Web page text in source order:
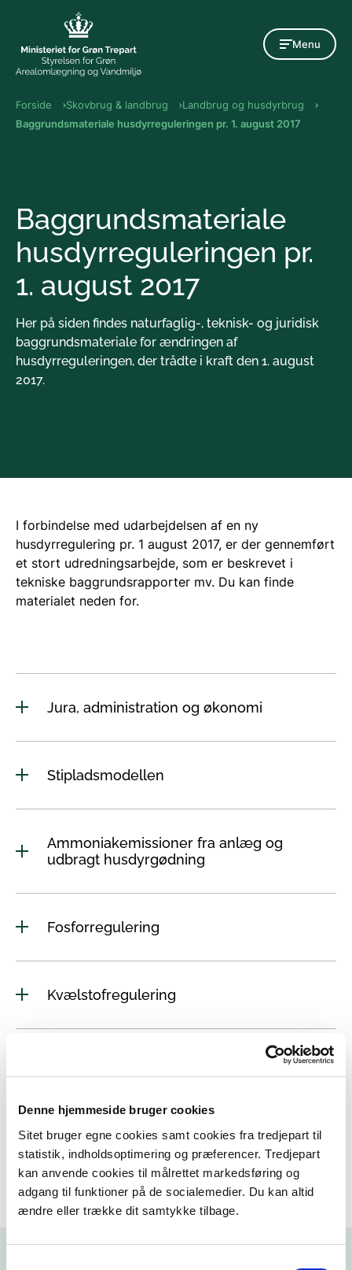
Denne hjemmeside bruger cookies
Sitet bruger egne cookies samt cookies fra tredjepart til
statistik, indholdsoptimering og præferencer. Tredjepart
kan anvende cookies til målrettet markedsføring og
adgang til funktioner på de socialemedier. Du kan altid
ændre eller trække dit samtykke tilbage.
Menu
Forside Skovbrug & landbrug
Landbrug og husdyrbrug
Baggrundsmateriale husdyrreguleringen pr. 1. august 2017
Baggrundsmateriale
husdyrreguleringen pr.
1. august 2017
Her på siden findes naturfaglig-, teknisk- og juridisk
baggrundsmateriale for ændringen af
husdyrreguleringen, der trådte i kraft den 1. august
2017.
I forbindelse med udarbejdelsen af en ny
husdyrregulering pr. 1 august 2017, er der gennemført
et stort udredningsarbejde, som er beskrevet i
tekniske baggrundsrapporter mv. Du kan finde
materialet neden for.
Jura, administration og økonomi
Stipladsmodellen
Ammoniakemissioner fra anlæg og
udbragt husdyrgødning
Fosforregulering
Kvælstofregulering
Regulering af zink i husdyrgødning